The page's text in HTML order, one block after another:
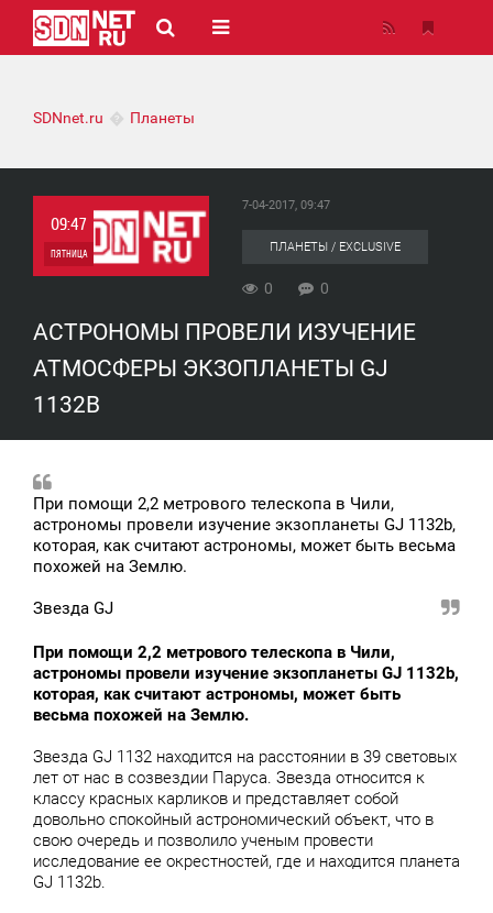
SDNnet.ru Планеты
09:47
ПЯТНИЦА
7-04-2017, 09:47
ПЛАНЕТЫ / EXCLUSIVE
0 0
АСТРОНОМЫ ПРОВЕЛИ ИЗУЧЕНИЕ
АТМОСФЕРЫ ЭКЗОПЛАНЕТЫ GJ
1132B
При помощи 2,2 метрового телескопа в Чили,
астрономы провели изучение экзопланеты GJ 1132b,
которая, как считают астрономы, может быть весьма
похожей на Землю.
Звезда GJ
При помощи 2,2 метрового телескопа в Чили,
астрономы провели изучение экзопланеты GJ 1132b,
которая, как считают астрономы, может быть
весьма похожей на Землю.
Звезда GJ 1132 находится на расстоянии в 39 световых
лет от нас в созвездии Паруса. Звезда относится к
классу красных карликов и представляет собой
довольно спокойный астрономический объект, что в
свою очередь и позволило ученым провести
исследование ее окрестностей, где и находится планета
GJ 1132b.